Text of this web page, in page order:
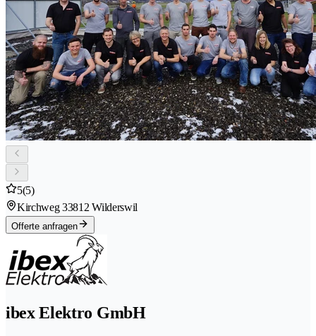
5(5)
Kirchweg 33812 Wilderswil
Offerte anfragen
ibex Elektro GmbH